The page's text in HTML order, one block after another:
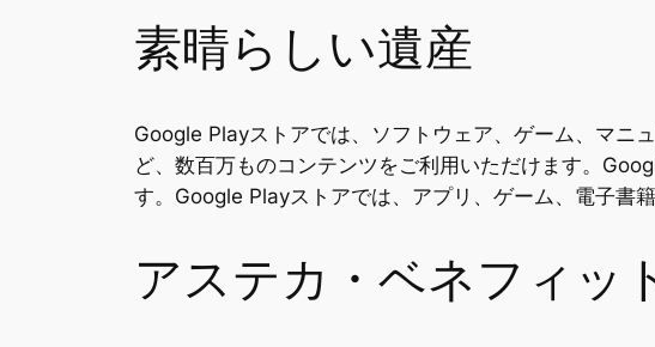
素晴らしい遺産
Google Playストアでは、ソフトウェア、ゲーム、マニ
ど、数百万ものコンテンツをご利用いただけます。
す。Google Playストアでは、アプリ、ゲーム、電子書
アステカ・ベネフィッ